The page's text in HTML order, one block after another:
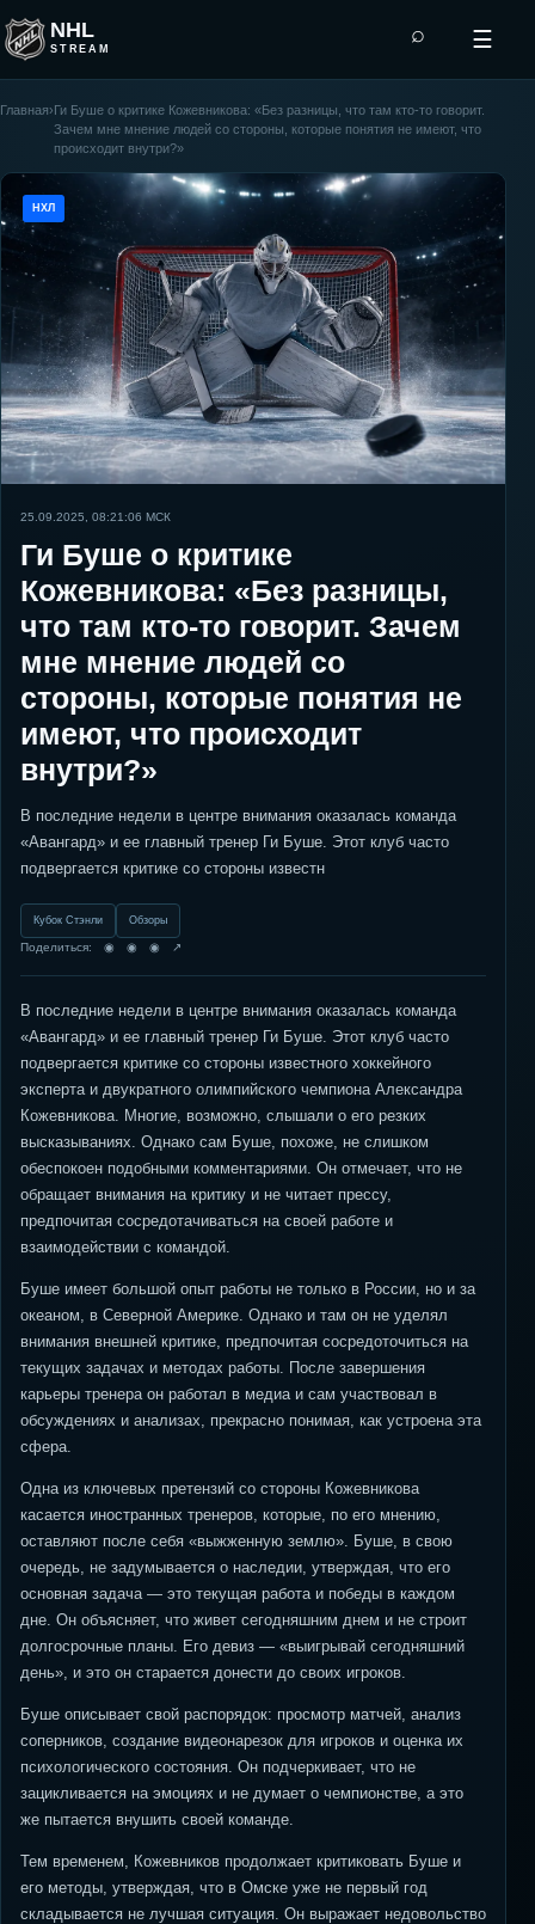
NHL
STREAM
⌕ ☰
Главная›Ги Буше о критике Кожевникова: «Без разницы, что там кто-то говорит.
Зачем мне мнение людей со стороны, которые понятия не имеют, что
происходит внутри?»
НХЛ
25.09.2025, 08:21:06 МСК
Ги Буше о критике
Кожевникова: «Без разницы,
что там кто-то говорит. Зачем
мне мнение людей со
стороны, которые понятия не
имеют, что происходит
внутри?»
В последние недели в центре внимания оказалась команда
«Авангард» и ее главный тренер Ги Буше. Этот клуб часто
подвергается критике со стороны известн
Кубок Стэнли Обзоры
Поделиться: ◉ ◉ ◉ ↗
В последние недели в центре внимания оказалась команда
«Авангард» и ее главный тренер Ги Буше. Этот клуб часто
подвергается критике со стороны известного хоккейного
эксперта и двукратного олимпийского чемпиона Александра
Кожевникова. Многие, возможно, слышали о его резких
высказываниях. Однако сам Буше, похоже, не слишком
обеспокоен подобными комментариями. Он отмечает, что не
обращает внимания на критику и не читает прессу,
предпочитая сосредотачиваться на своей работе и
взаимодействии с командой.
Буше имеет большой опыт работы не только в России, но и за
океаном, в Северной Америке. Однако и там он не уделял
внимания внешней критике, предпочитая сосредоточиться на
текущих задачах и методах работы. После завершения
карьеры тренера он работал в медиа и сам участвовал в
обсуждениях и анализах, прекрасно понимая, как устроена эта
сфера.
Одна из ключевых претензий со стороны Кожевникова
касается иностранных тренеров, которые, по его мнению,
оставляют после себя «выжженную землю». Буше, в свою
очередь, не задумывается о наследии, утверждая, что его
основная задача — это текущая работа и победы в каждом
дне. Он объясняет, что живет сегодняшним днем и не строит
долгосрочные планы. Его девиз — «выигрывай сегодняшний
день», и это он старается донести до своих игроков.
Буше описывает свой распорядок: просмотр матчей, анализ
соперников, создание видеонарезок для игроков и оценка их
психологического состояния. Он подчеркивает, что не
зацикливается на эмоциях и не думает о чемпионстве, а это
же пытается внушить своей команде.
Тем временем, Кожевников продолжает критиковать Буше и
его методы, утверждая, что в Омске уже не первый год
складывается не лучшая ситуация. Он выражает недовольство